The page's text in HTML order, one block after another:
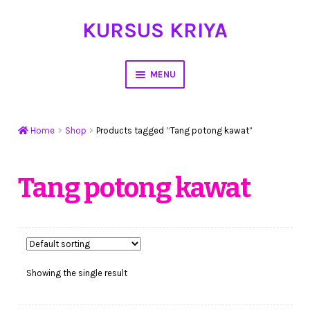
KURSUS KRIYA
MENU
Workshop Membuat Bunga Dari Stocking
My Account
Cart
Home Shop Products tagged “Tang potong kawat”
Tang potong kawat
Showing the single result